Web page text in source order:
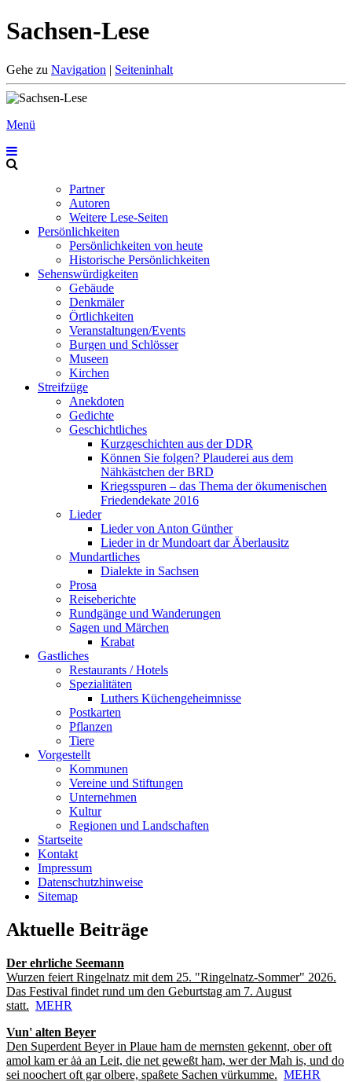
Sachsen-Lese
Gehe zu Navigation | Seiteninhalt
Menü
Partner
Autoren
Weitere Lese-Seiten
Persönlichkeiten
Persönlichkeiten von heute
Historische Persönlichkeiten
Sehenswürdigkeiten
Gebäude
Denkmäler
Örtlichkeiten
Veranstaltungen/Events
Burgen und Schlösser
Museen
Kirchen
Streifzüge
Anekdoten
Gedichte
Geschichtliches
Kurzgeschichten aus der DDR
Können Sie folgen? Plauderei aus dem
Nähkästchen der BRD
Kriegsspuren – das Thema der ökumenischen
Friedendekate 2016
Lieder
Lieder von Anton Günther
Lieder in dr Mundoart dar Äberlausitz
Mundartliches
Dialekte in Sachsen
Prosa
Reiseberichte
Rundgänge und Wanderungen
Sagen und Märchen
Krabat
Gastliches
Restaurants / Hotels
Spezialitäten
Luthers Küchengeheimnisse
Postkarten
Pflanzen
Tiere
Vorgestellt
Kommunen
Vereine und Stiftungen
Unternehmen
Kultur
Regionen und Landschaften
Startseite
Kontakt
Impressum
Datenschutzhinweise
Sitemap
Aktuelle Beiträge
Der ehrliche Seemann
Wurzen feiert Ringelnatz mit dem 25. "Ringelnatz-Sommer" 2026.
Das Festival findet rund um den Geburtstag am 7. August
statt. MEHR
Vun' alten Beyer
Den Superdent Beyer in Plaue ham de mernsten gekennt, ober oft
amol kam er ȧȧ an Leit, die net geweßt ham, wer der Mah is, und do
sei noochert oft gar olbere, spaßete Sachen vürkumme. MEHR